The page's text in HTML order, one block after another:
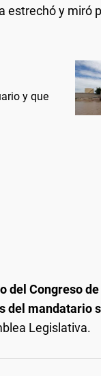
estrechó y miró
y que
del Congreso
del mandatario
Legislativa.